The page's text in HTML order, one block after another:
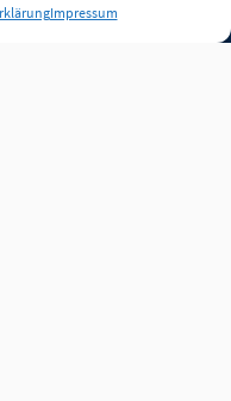
Impressum
Quellen